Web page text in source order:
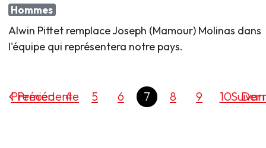
Hommes
Alwin Pittet remplace Joseph (Mamour) Molinas dans
l'équipe qui représentera notre pays.
Précédente
Premier 4 5 6 7 8 9 10